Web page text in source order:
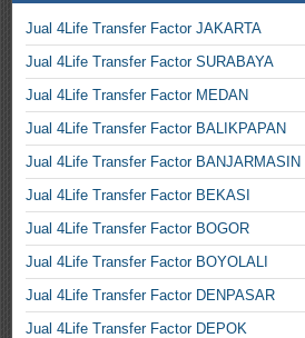
Jual 4Life Transfer Factor JAKARTA
Jual 4Life Transfer Factor SURABAYA
Jual 4Life Transfer Factor MEDAN
Jual 4Life Transfer Factor BALIKPAPAN
Jual 4Life Transfer Factor BANJARMASIN
Jual 4Life Transfer Factor BEKASI
Jual 4Life Transfer Factor BOGOR
Jual 4Life Transfer Factor BOYOLALI
Jual 4Life Transfer Factor DENPASAR
Jual 4Life Transfer Factor DEPOK